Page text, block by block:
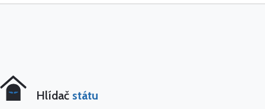
Hlídač státu